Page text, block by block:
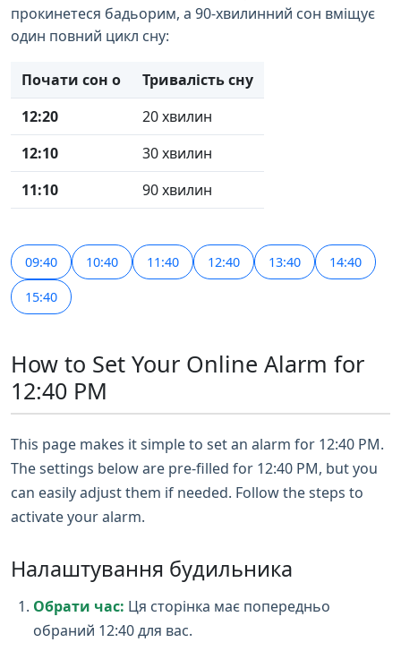
прокинетеся бадьорим, а 90-хвилинний сон вміщує
один повний цикл сну:
Почати сон о
Тривалість сну
12:20
20 хвилин
12:10
30 хвилин
11:10
90 хвилин
09:40 10:40 11:40 12:40 13:40 14:40
15:40
How to Set Your Online Alarm for
12:40 PM
This page makes it simple to set an alarm for 12:40 PM.
The settings below are pre-filled for 12:40 PM, but you
can easily adjust them if needed. Follow the steps to
activate your alarm.
Налаштування будильника
Обрати час: Ця сторінка має попередньо
обраний 12:40 для вас.